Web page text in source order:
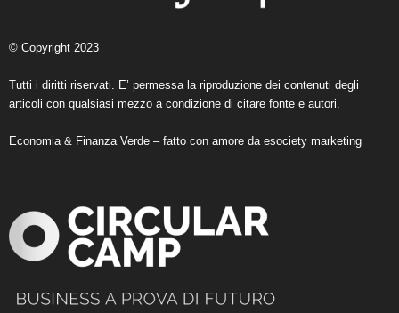
© Copyright 2023
Tutti i diritti riservati. E’ permessa la riproduzione dei contenuti degli
articoli con qualsiasi mezzo a condizione di citare fonte e autori.
Economia & Finanza Verde – fatto con amore da esociety marketing